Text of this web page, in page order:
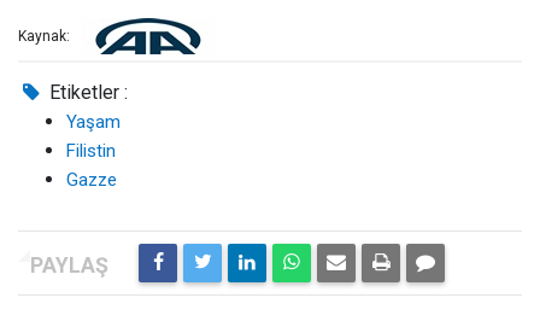
Kaynak:
Etiketler :
Yaşam
Filistin
Gazze